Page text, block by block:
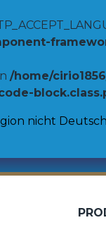
/home/
nicht